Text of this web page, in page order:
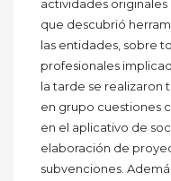
actividades originales
que descubrió
las entidades, sobre
profesionales
la tarde se realizaron
en grupo cuestiones
en el aplicativo de
elaboración de
subvenciones.